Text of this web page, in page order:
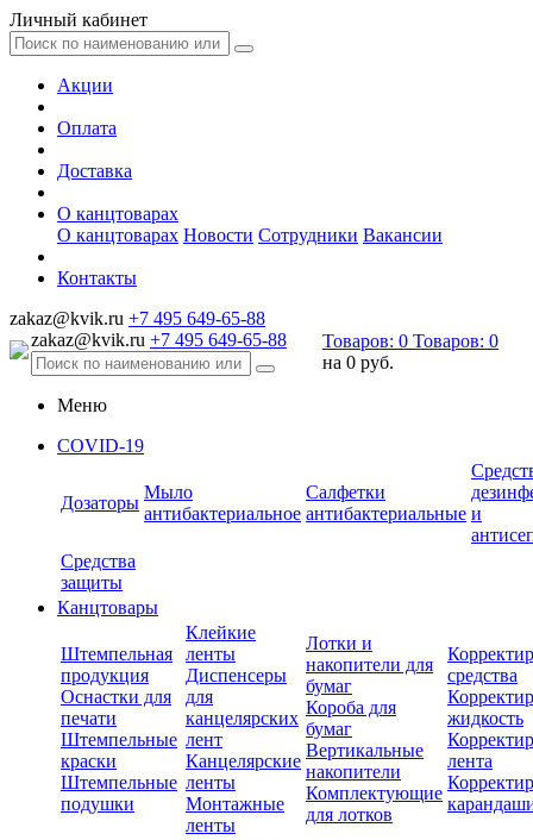
Личный кабинет
Акции
Оплата
Доставка
О канцтоварах
О канцтоварах Новости Сотрудники Вакансии
Контакты
zakaz@kvik.ru +7 495 649-65-88
zakaz@kvik.ru +7 495 649-65-88 Товаров: 0 Товаров: 0
на 0 руб.
Меню
COVID-19
Дозаторы
Мыло
антибактериальное
Салфетки
антибактериальные и
Средства
защиты
Канцтовары
Штемпельная
продукция
Оснастки для
печати
Штемпельные
краски
Штемпельные
подушки
Клейкие
ленты
Диспенсеры
для
канцелярских
лент
Канцелярские
ленты
Монтажные
ленты
Лотки и
накопители для
бумаг
Короба для
бумаг
Вертикальные
накопители
Комплектующие
для лотков
средства
жидкость
лента